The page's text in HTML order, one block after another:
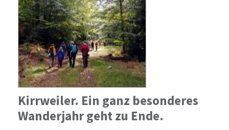
Kirrweiler. Ein ganz besonderes
Wanderjahr geht zu Ende.